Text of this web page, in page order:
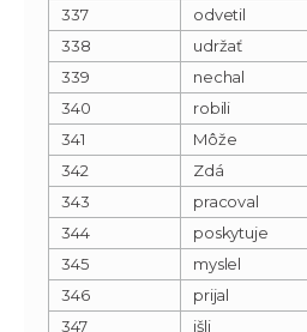
337
odvetil
338
udržať
339
nechal
340
robili
341
Môže
342
Zdá
343
pracoval
344
poskytuje
345
myslel
346
prijal
347
išli